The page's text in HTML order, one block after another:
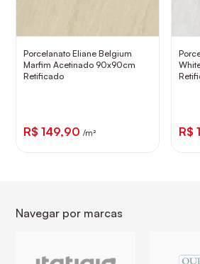
Porcelanato Eliane Belgium
Marfim Acetinado 90x90cm
Retificado
R$ 149,90 /m² R$
Navegar por marcas